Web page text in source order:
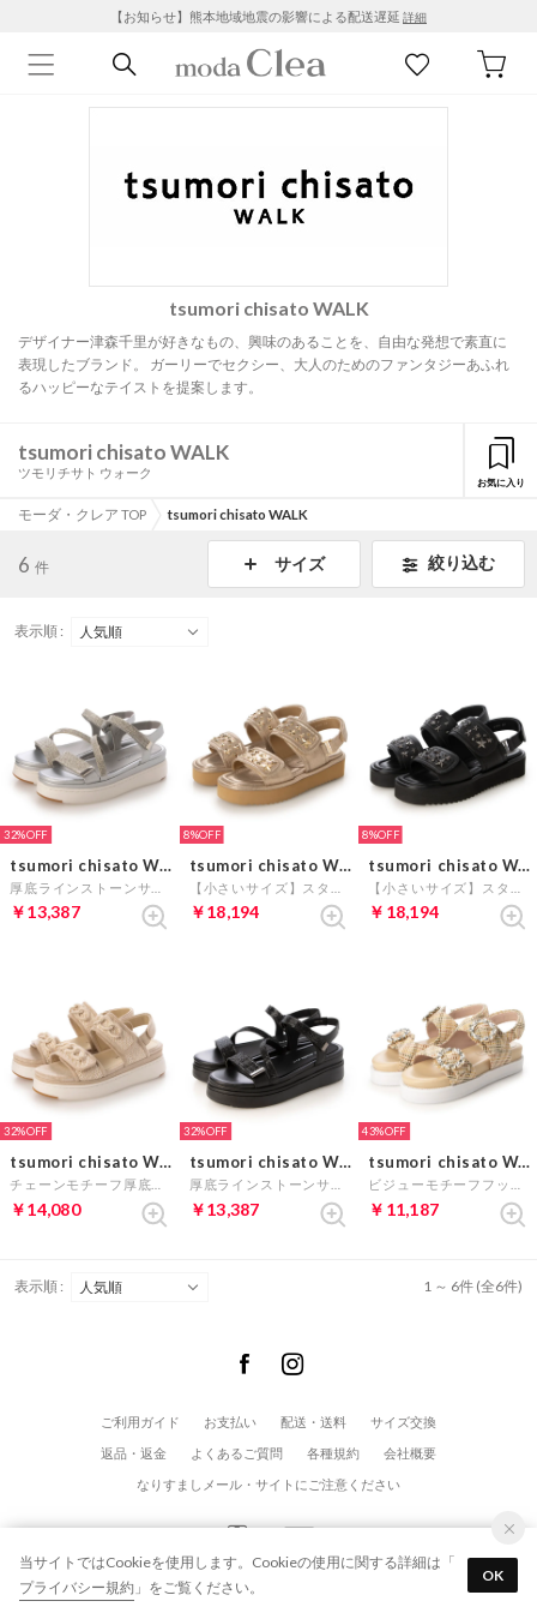
【お知らせ】熊本地域地震の影響による配送遅延 詳細
tsumori chisato WALK
デザイナー津森千里が好きなもの、興味のあることを、自由な発想で素直に
表現したブランド。 ガーリーでセクシー、大人のためのファンタジーあふれ
るハッピーなテイストを提案します。
tsumori chisato WALK
ツモリチサト ウォーク
お気に入り
モーダ・クレア TOP tsumori chisato WALK
6 件 サイズ 絞り込む
表示順 :
32%
tsumori chisato WALK
￥13,387
8%
tsumori chisato WALK
￥18,194
8%
tsumori chisato WALK
￥18,194
32%
tsumori chisato WALK
￥14,080
32%
tsumori chisato WALK
￥13,387
43%
tsumori chisato WALK
￥11,187
表示順 : 1 ～ 6件 (全6件)
ご利用ガイド お支払い 配送・送料
サイズ交換
返品・返金
よくあるご質問 各種規約
会社概要
なりすましメール・サイトにご注意ください
© modaClea co.,ltd. All Rights Reserved.
当サイトではCookieを使用します。Cookieの使用に関する詳細は「
プライバシー規約 」をご覧ください。
OK